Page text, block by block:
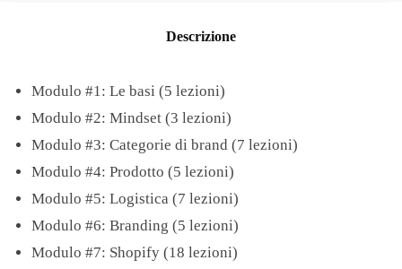
Descrizione
Modulo #1: Le basi (5 lezioni)
​Modulo #2: Mindset (3 lezioni)
​Modulo #3: Categorie di brand (7 lezioni)
​Modulo #4: Prodotto (5 lezioni)
​Modulo #5: Logistica (7 lezioni)
​Modulo #6: Branding (5 lezioni)
​Modulo #7: Shopify (18 lezioni)